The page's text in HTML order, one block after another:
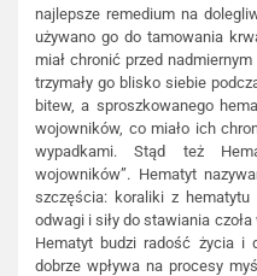
najlepsze remedium na
używano go do tamowania
miał chronić przed
trzymały go blisko siebie
bitew, a sproszkowanego
wojowników, co miało ich
wypadkami. Stąd też
wojowników”. Hematyt
szczęścia: koraliki z hematytu
odwagi i siły do stawiania
Hematyt budzi radość życia i
dobrze wpływa na procesy